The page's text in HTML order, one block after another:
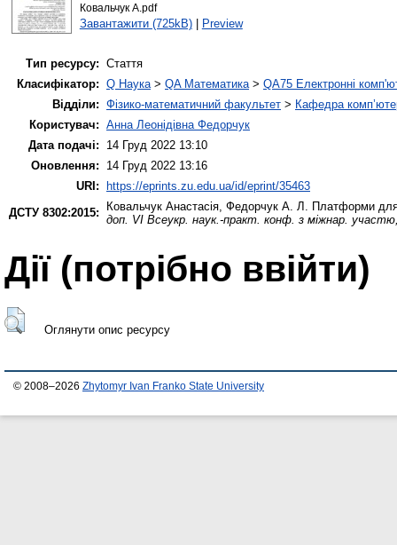
Ковальчук А.pdf
Завантажити (725kB)| Preview
Тип ресурсу: Стаття
Класифікатор: Q Наука> QA Математика> QA75 Електронні
Відділи: Фізико-математичний факультет > Кафедра
Користувач: Анна Леонідівна Федорчук
Дата подачі:
14 Груд 2022 13:10
Оновлення:
14 Груд 2022 13:16
URI:
https://eprints.zu.edu.ua/id/eprint/35463
ДСТУ 8302:2015:
Ковальчук Анастасія, Федорчук А. Л. Платформи для
доп. VІ Всеукр. наук.-практ. конф. з міжнар.
Дії ​​(потрібно ввійти)
Оглянути опис ресурсу
© 2008–2026 Zhytomyr Ivan Franko State University